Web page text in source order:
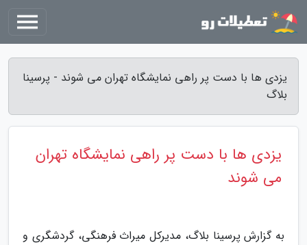
یزدی ها با دست پر راهی نمایشگاه تهران می شوند - پرسینا
بلاگ
یزدی ها با دست پر راهی نمایشگاه تهران
می شوند
به گزارش پرسینا بلاگ، مدیرکل میراث فرهنگی، گردشگری و